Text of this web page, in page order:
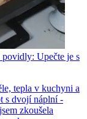
povidly: Upečte je s
tepla v kuchyni a
s dvojí náplní -
zkoušela